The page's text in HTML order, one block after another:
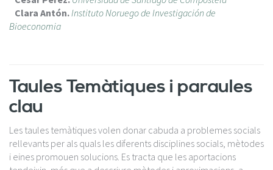
Clara Antón.Instituto Noruego de Investigación de
Bioeconomia
Taules Temàtiques i paraules
clau
Les taules temàtiques volen donar cabuda a problemes socials
rellevants per als quals les diferents disciplines socials, mètodes
i eines promouen solucions. Es tracta que les aportacions